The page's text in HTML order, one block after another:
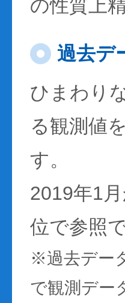
の性質上
過去デ
ひまわり
る観測値
す。
2019年1
位で参照
※過去デー
で観測デー